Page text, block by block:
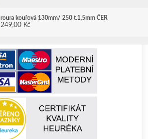
roura kouřová 130mm/ 250 t.1,5mm ČER
249,00 Kč